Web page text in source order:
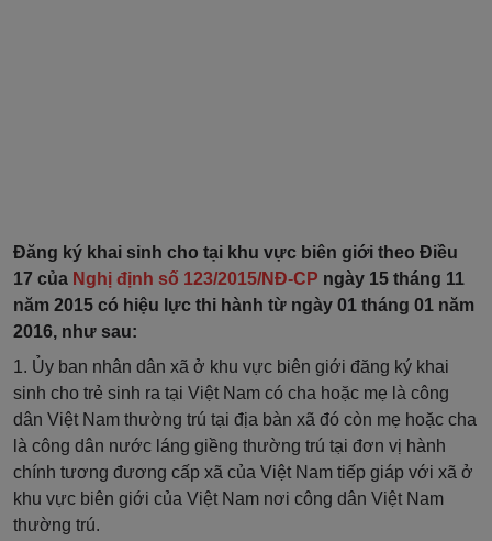
Đăng ký khai sinh cho tại khu vực biên giới theo Điều
17 của Nghị định số 123/2015/NĐ-CP ngày 15 tháng 11
năm 2015 có hiệu lực thi hành từ ngày 01 tháng 01 năm
2016, như sau:
1. Ủy ban nhân dân xã ở khu vực biên giới đăng ký khai
sinh cho trẻ sinh ra tại Việt Nam có cha hoặc mẹ là công
dân Việt Nam thường trú tại địa bàn xã đó còn mẹ hoặc cha
là công dân nước láng giềng thường trú tại đơn vị hành
chính tương đương cấp xã của Việt Nam tiếp giáp với xã ở
khu vực biên giới của Việt Nam nơi công dân Việt Nam
thường trú.